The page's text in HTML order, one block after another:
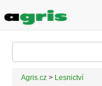
Agris.cz > Lesnictví